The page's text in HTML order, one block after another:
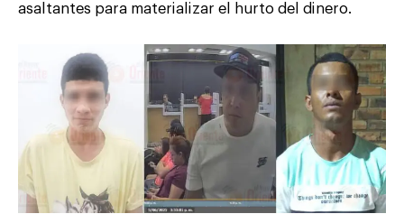
asaltantes para materializar el hurto del dinero.